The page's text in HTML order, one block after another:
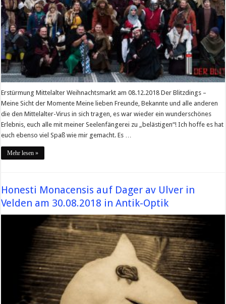
Erstürmung Mittelalter Weihnachtsmarkt am 08.12.2018 Der Blitzdings –
Meine Sicht der Momente Meine lieben Freunde, Bekannte und alle anderen
die den Mittelalter-Virus in sich tragen, es war wieder ein wunderschönes
Erlebnis, euch alle mit meiner Seelenfängerei zu „belästigen“! Ich hoffe es hat
euch ebenso viel Spaß wie mir gemacht. Es …
Mehr lesen »
Honesti Monacensis auf Dager av Ulver in
Velden am 30.08.2018 in Antik-Optik